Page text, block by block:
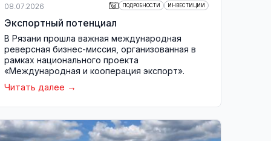
08.07.2026 ПОДРОБНОСТИ ИНВЕСТИЦИИ
Экспортный потенциал
В Рязани прошла важная международная
реверсная бизнес-миссия, организованная в
рамках национального проекта
«Международная и кооперация экспорт».
Читать далее